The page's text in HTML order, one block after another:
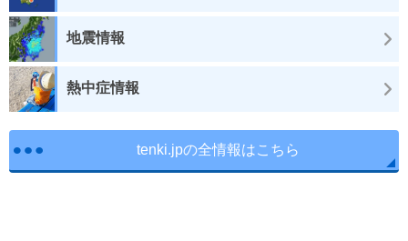
地震情報
熱中症情報
tenki.jpの全情報はこちら